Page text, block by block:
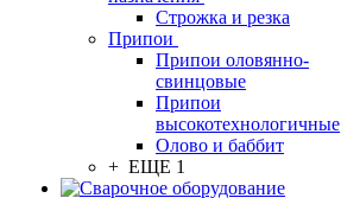
Строжка и резка
Припои
Припои оловянно-
свинцовые
Припои
высокотехнологичные
Олово и баббит
+ ЕЩЕ 1